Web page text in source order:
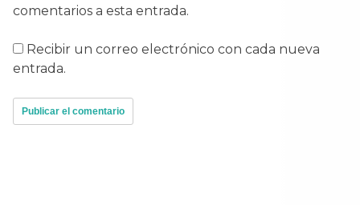
comentarios a esta entrada.
Recibir un correo electrónico con cada nueva
entrada.